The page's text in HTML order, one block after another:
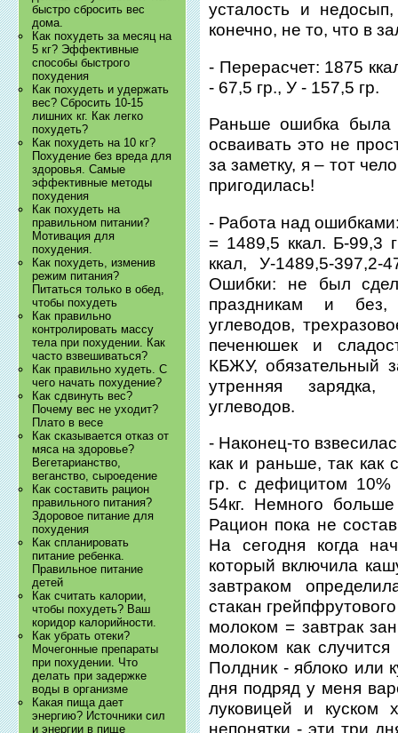
быстро сбросить вес
дома.
Как похудеть за месяц на
5 кг? Эффективные
способы быстрого
похудения
Как похудеть и удержать
вес? Сбросить 10-15
лишних кг. Как легко
похудеть?
Как похудеть на 10 кг?
Похудение без вреда для
здоровья. Самые
эффективные методы
похудения
Как похудеть на
правильном питании?
Мотивация для
похудения.
Как похудеть, изменив
режим питания?
Питаться только в обед,
чтобы похудеть
Как правильно
контролировать массу
тела при похудении. Как
часто взвешиваться?
Как правильно худеть. С
чего начать похудение?
Как сдвинуть вес?
Почему вес не уходит?
Плато в весе
Как сказывается отказ от
мяса на здоровье?
Вегетарианство,
веганство, сыроедение
Как составить рацион
правильного питания?
Здоровое питание для
похудения
Как спланировать
питание ребенка.
Правильное питание
детей
Как считать калории,
чтобы похудеть? Ваш
коридор калорийности.
Как убрать отеки?
Мочегонные препараты
при похудении. Что
делать при задержке
воды в организме
Какая пища дает
энергию? Источники сил
и энергии в пище
усталость и
конечно, не то, что в
- Перерасчет: 1875
- 67,5 гр., У - 157,5 гр.
Раньше ошибка
осваивать это не
за заметку, я – тот
пригодилась!
- Работа над
= 1489,5 ккал. Б-99,3
ккал, У-1489,5-397,2-
Ошибки: не был
праздникам и без,
углеводов,
печенюшек и
КБЖУ, обязательный
утренняя
углеводов.
- Наконец-то
как и раньше, так
гр. с дефицитом 10%
54кг. Немного
Рацион пока не
На сегодня когда
который включила
завтраком
стакан
молоком = завтрак
молоком как
Полдник - яблоко или
дня подряд у меня
луковицей и куском
непонятки - эти три